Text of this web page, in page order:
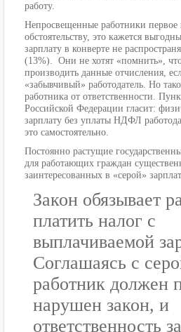
работу.
Непросвещенные работники первое
обстоятельству, это кажется
зарплату в конверте не
(13%). Они не хотят «помнить»,
производить данные отчисления,
«забывчивый» работодатель. Но
работника от ответственности.
Российской Федерации гласит:
зарплату без уплаты НДФЛ
это самостоятельно.
Постоянно растущие
для работающих граждан
заинтересованных в «серой»
Закон обязывает
платить налог с
выплачиваемой
Соглашаясь с
работник должен
нарушен закон, и
ответственность